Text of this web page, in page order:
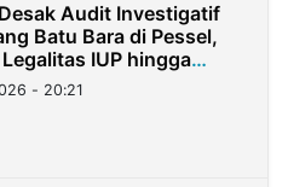
Audit Investigatif
Batu Bara di Pessel,
IUP hingga
- 20:21